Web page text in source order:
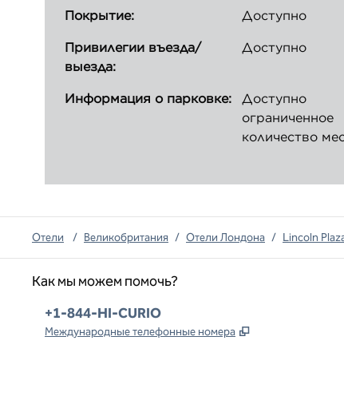
Покрытие:
Доступно
Привилегии въезда/
выезда:
Доступно
Информация о парковке:
Доступно
ограниченное
количество
Отели / Великобритания / Отели Лондона / Lincoln
Как мы можем помочь?
Телефон:
+1-844-HI-CURIO
Международные телефонные номера ,